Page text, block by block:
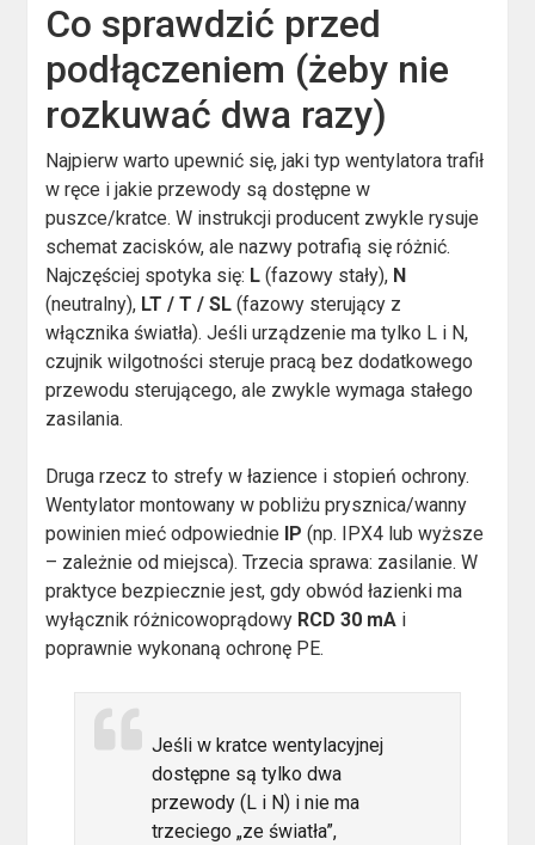
Co sprawdzić przed
podłączeniem (żeby nie
rozkuwać dwa razy)
Najpierw warto upewnić się, jaki typ wentylatora trafił
w ręce i jakie przewody są dostępne w
puszce/kratce. W instrukcji producent zwykle rysuje
schemat zacisków, ale nazwy potrafią się różnić.
Najczęściej spotyka się: L (fazowy stały), N
(neutralny), LT / T / SL (fazowy sterujący z
włącznika światła). Jeśli urządzenie ma tylko L i N,
czujnik wilgotności steruje pracą bez dodatkowego
przewodu sterującego, ale zwykle wymaga stałego
zasilania.
Druga rzecz to strefy w łazience i stopień ochrony.
Wentylator montowany w pobliżu prysznica/wanny
powinien mieć odpowiednie
IP (np. IPX4 lub wyższe
– zależnie od miejsca). Trzecia sprawa: zasilanie. W
praktyce bezpiecznie jest, gdy obwód łazienki ma
wyłącznik różnicowoprądowy RCD 30 mA i
poprawnie wykonaną ochronę PE.
Jeśli w kratce wentylacyjnej
dostępne są tylko dwa
przewody (L i N) i nie ma
trzeciego „ze światła”,